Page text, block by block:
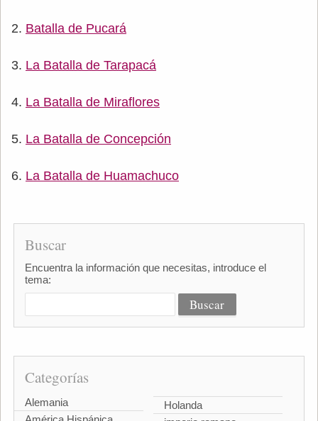
Batalla de Pucará
La Batalla de Tarapacá
La Batalla de Miraflores
La Batalla de Concepción
La Batalla de Huamachuco
Buscar
Encuentra la información que necesitas, introduce el
tema:
Categorías
Alemania
Holanda